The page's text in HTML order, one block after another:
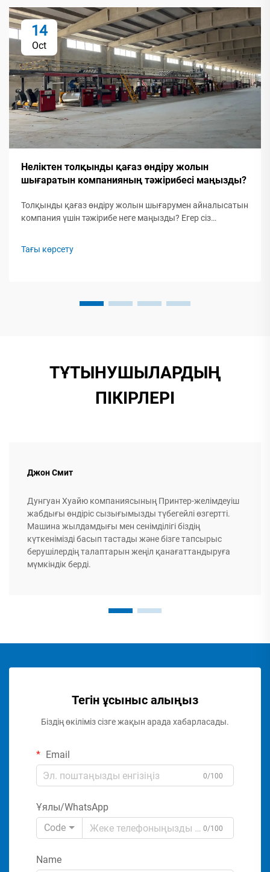
14
Oct
Неліктен толқынды қағаз өндіру жолын
шығаратын компанияның тәжірибесі маңызды?
Толқынды қағаз өндіру жолын шығарумен айналысатын
компания үшін тәжірибе неге маңызды? Егер сіз
уақыт бойы істеп келе жатқанын көріп отырсыз.
Тағы көрсету
ТҰТЫНУШЫЛАРДЫҢ
ПІКІРЛЕРІ
Джон Смит
Дунгуан Хуайю компаниясының Принтер-желімдеуіш
жабдығы өндіріс сызығымызды түбегейлі өзгертті.
Машина жылдамдығы мен сенімділігі біздің
күткенімізді басып тастады және бізге тапсырыс
берушілердің талаптарын жеңіл қанағаттандыруға
мүмкіндік берді.
Тегін ұсыныс алыңыз
Біздің өкіліміз сізге жақын арада хабарласады.
Email
0/100
Ұялы/WhatsApp
Code
0/100
Name